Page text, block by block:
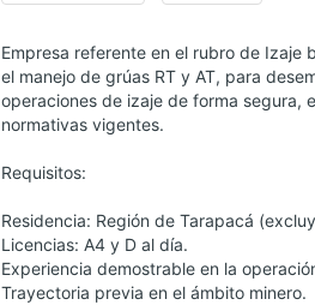
Empresa referente en el rubro de Izaje
el manejo de grúas RT y AT, para
operaciones de izaje de forma segura,
normativas vigentes.
Requisitos:
Residencia: Región de Tarapacá
Licencias: A4 y D al día.
Experiencia demostrable en la
Trayectoria previa en el ámbito minero.